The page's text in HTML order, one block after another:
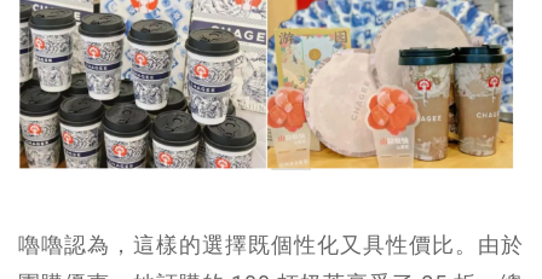
嚕嚕認為，這樣的選擇既個性化又具性價比。由於